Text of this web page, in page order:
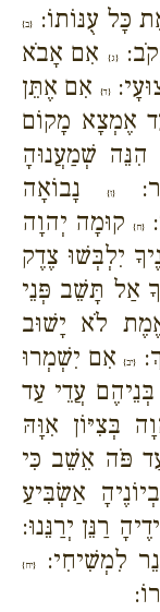
כָּל עֻנּוֹתוֹ: {ב}
{ג}
אִם אָבֹא
{ד}
אִם אֶתֵּן
אֶמְצָא מָקוֹם
הִנֵּה שְׁמַעֲנוּהָ
{ז}נָבוֹאָה
{ח}
קוּמָה יְהוָה
יִלְבְּשׁוּ צֶדֶק
אַל תָּשֵׁב פְּנֵי
לֹא יָשׁוּב
{יב} אִם יִשְׁמְרוּ
עֲדֵי עַד
בְּצִיּוֹן אִוָּהּ
פֹּה אֵשֵׁב כִּי
אַשְׂבִּיעַ
רַנֵּן יְרַנֵּנוּ:
לִמְשִׁיחִי: {יח}